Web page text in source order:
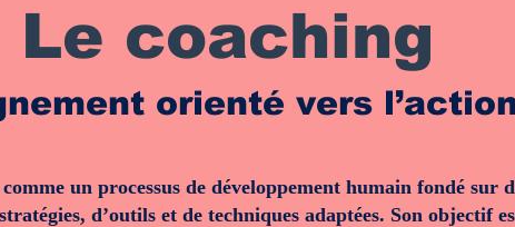
Le coaching
orienté vers
un processus de développement humain fondé sur
d’outils et de techniques adaptées. Son objectif